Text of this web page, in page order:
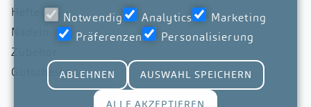
Hefte
Nadeln
Zubehör
Gutscheine
Notwendig Analytics
Marketing
Präferenzen
Personalisierung
ABLEHNEN AUSWAHL SPEICHERN
ALLE AKZEPTIEREN